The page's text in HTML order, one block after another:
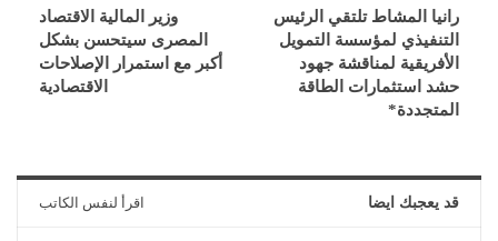
رانيا المشاط تلتقي الرئيس
التنفيذي لمؤسسة التمويل
الأفريقية لمناقشة جهود
حشد استثمارات الطاقة
المتجددة*
وزير المالية الاقتصاد
المصرى سيتحسن بشكل
أكبر مع استمرار الإصلاحات
الاقتصادية
قد يعجبك ايضا اقرأ لنفس الكاتب